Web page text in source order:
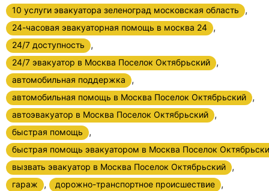
10 услуги эвакуатора зеленоград московская область ,
24-часовая эвакуаторная помощь в москва 24 ,
24/7 доступность ,
24/7 эвакуатор в Москва Поселок Октябрьский ,
автомобильная поддержка ,
автомобильная помощь в Москва Поселок Октябрьский ,
автоэвакуатор в Москва Поселок Октябрьский ,
быстрая помощь ,
быстрая помощь эвакуатором в Москва Поселок
вызвать эвакуатор в Москва Поселок Октябрьский
,
гараж , дорожно-транспортное происшествие ,